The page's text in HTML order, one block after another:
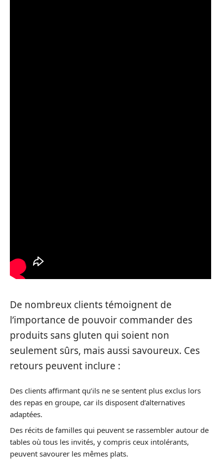
De nombreux clients témoignent de
l’importance de pouvoir commander des
produits sans gluten qui soient non
seulement sûrs, mais aussi savoureux. Ces
retours peuvent inclure :
Des clients affirmant qu’ils ne se sentent plus exclus lors
des repas en groupe, car ils disposent d’alternatives
adaptées.
Des récits de familles qui peuvent se rassembler autour de
tables où tous les invités, y compris ceux intolérants,
peuvent savourer les mêmes plats.